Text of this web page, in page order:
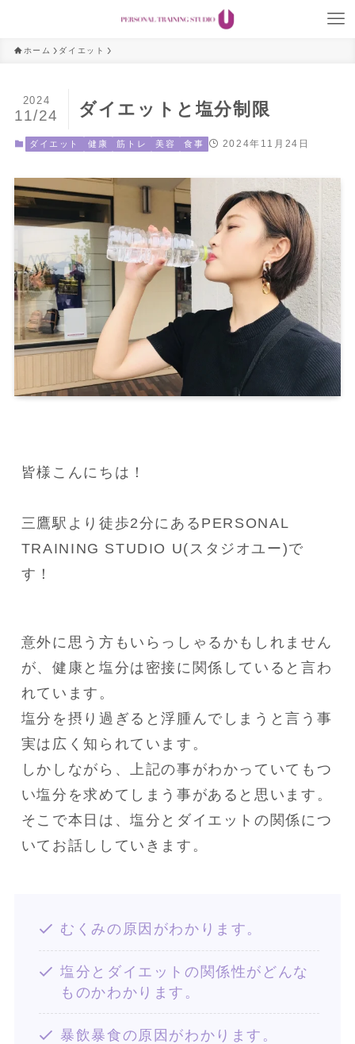
ホーム ダイエット
ダイエットと塩分制限
2024
11/24
ダイエット 健康 筋トレ 美容 食事 2024年11月24日
皆様こんにちは！
三鷹駅より徒歩2分にあるPERSONAL
TRAINING STUDIO U(スタジオユー)で
す！
意外に思う方もいらっしゃるかもしれません
が、健康と塩分は密接に関係していると言わ
れています。
塩分を摂り過ぎると浮腫んでしまうと言う事
実は広く知られています。
しかしながら、上記の事がわかっていてもつ
い塩分を求めてしまう事があると思います。
そこで本日は、塩分とダイエットの関係につ
いてお話ししていきます。
むくみの原因がわかります。
塩分とダイエットの関係性がどんな
ものかわかります。
暴飲暴食の原因がわかります。